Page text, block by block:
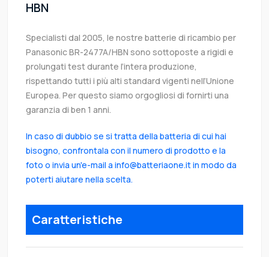
HBN
Specialisti dal 2005, le nostre batterie di ricambio per
Panasonic BR-2477A/HBN sono sottoposte a rigidi e
prolungati test durante l’intera produzione,
rispettando tutti i più alti standard vigenti nell’Unione
Europea. Per questo siamo orgogliosi di fornirti una
garanzia di ben 1 anni.
In caso di dubbio se si tratta della batteria di cui hai
bisogno, confrontala con il numero di prodotto e la
foto o invia un'e-mail a info@batteriaone.it in modo da
poterti aiutare nella scelta.
Caratteristiche